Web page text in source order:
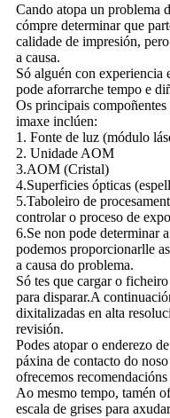
Cando atopa un problema
cómpre determinar que
calidade de impresión,
a causa.
Só alguén con
pode aforrarche tempo e
Os principais
imaxe inclúen:
1. Fonte de luz (módulo
2. Unidade AOM
3.AOM (Cristal)
4.Superficies ópticas
5.Taboleiro de
controlar o proceso de
6.Se non pode determinar
podemos proporcionarlle
a causa do problema.
Só tes que cargar o
para disparar.A
dixitalizadas en alta
revisión.
Podes atopar o enderezo
páxina de contacto do
ofrecemos
Ao mesmo tempo, tamén
escala de grises para